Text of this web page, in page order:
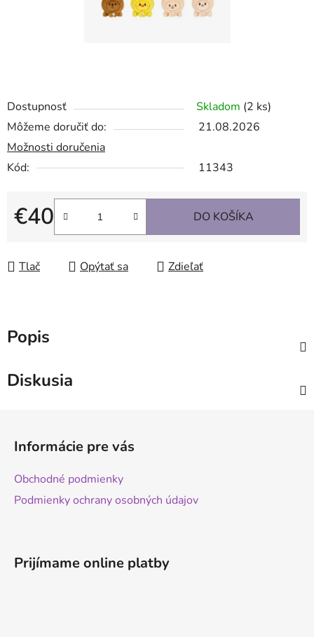
Dostupnosť Skladom (2 ks)
Môžeme doručiť do:
21.08.2026
Možnosti doručenia
Kód:
11343
€40
Jednotková cena:
DO KOŠÍKA
Tlač Opýtať sa Zdieľať
Popis
Diskusia
Informácie pre vás
Obchodné podmienky
Podmienky ochrany osobných údajov
Prijímame online platby